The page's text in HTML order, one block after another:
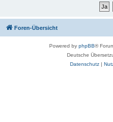
Foren-Übersicht
Powered by phpBB®
Deutsche
Datenschutz|